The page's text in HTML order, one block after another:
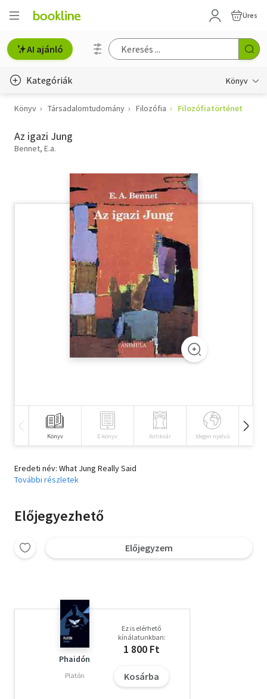
Üres
AI ajánló
Kategóriák Könyv
Életmód, egészség
Erotika
Hobbi, szabadidő
Szótár, nyelvkönyv
Tankönyv, segédkönyv
Társadalomtudomány
Könyv Társadalomtudomány Filozófia Filozófiatörténet
Az igazi Jung
Bennet, E.a.
Könyv E-könyv Antikvár Idegen nyelvű
Eredeti név: What Jung Really Said
További részletek
Előjegyezhető
Előjegyzem
Phaidón
Platón
Ez is elérhető
kínálatunkban:
1 800 Ft
Kosárba